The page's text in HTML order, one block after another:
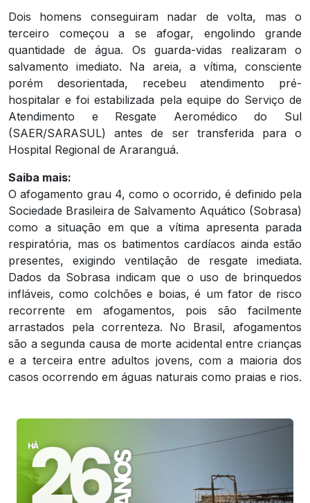
Dois homens conseguiram nadar de volta, mas o
terceiro começou a se afogar, engolindo grande
quantidade de água. Os guarda-vidas realizaram o
salvamento imediato. Na areia, a vítima, consciente
porém desorientada, recebeu atendimento pré-
hospitalar e foi estabilizada pela equipe do Serviço de
Atendimento e Resgate Aeromédico do Sul
(SAER/SARASUL) antes de ser transferida para o
Hospital Regional de Araranguá.
Saiba mais:
O afogamento grau 4, como o ocorrido, é definido pela
Sociedade Brasileira de Salvamento Aquático (Sobrasa)
como a situação em que a vítima apresenta parada
respiratória, mas os batimentos cardíacos ainda estão
presentes, exigindo ventilação de resgate imediata.
Dados da Sobrasa indicam que o uso de brinquedos
infláveis, como colchões e boias, é um fator de risco
recorrente em afogamentos, pois são facilmente
arrastados pela correnteza. No Brasil, afogamentos
são a segunda causa de morte acidental entre crianças
e a terceira entre adultos jovens, com a maioria dos
casos ocorrendo em águas naturais como praias e rios.